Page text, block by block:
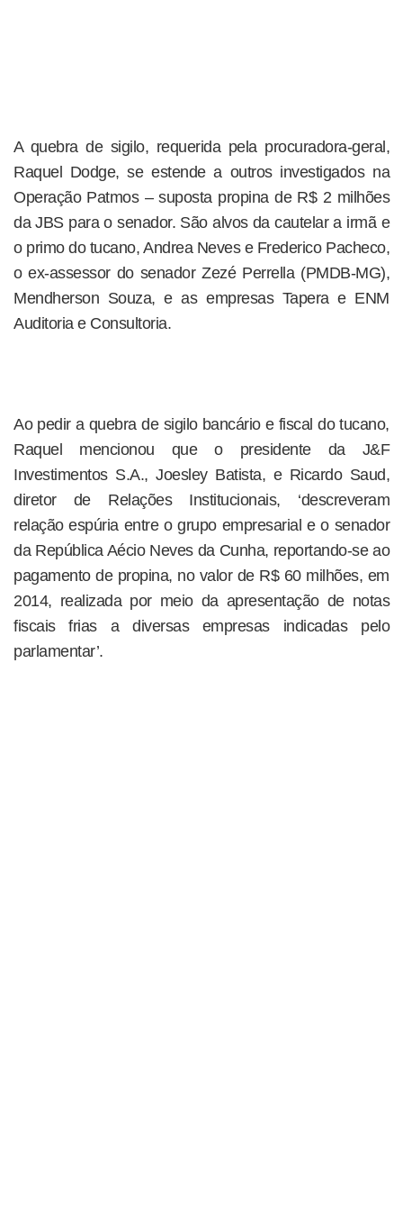
A quebra de sigilo, requerida pela procuradora-geral,
Raquel Dodge, se estende a outros investigados na
Operação Patmos – suposta propina de R$ 2 milhões
da JBS para o senador. São alvos da cautelar a irmã e
o primo do tucano, Andrea Neves e Frederico Pacheco,
o ex-assessor do senador Zezé Perrella (PMDB-MG),
Mendherson Souza, e as empresas Tapera e ENM
Auditoria e Consultoria.
Ao pedir a quebra de sigilo bancário e fiscal do tucano,
Raquel mencionou que o presidente da J&F
Investimentos S.A., Joesley Batista, e Ricardo Saud,
diretor de Relações Institucionais, ‘descreveram
relação espúria entre o grupo empresarial e o senador
da República Aécio Neves da Cunha, reportando-se ao
pagamento de propina, no valor de R$ 60 milhões, em
2014, realizada por meio da apresentação de notas
fiscais frias a diversas empresas indicadas pelo
parlamentar’.